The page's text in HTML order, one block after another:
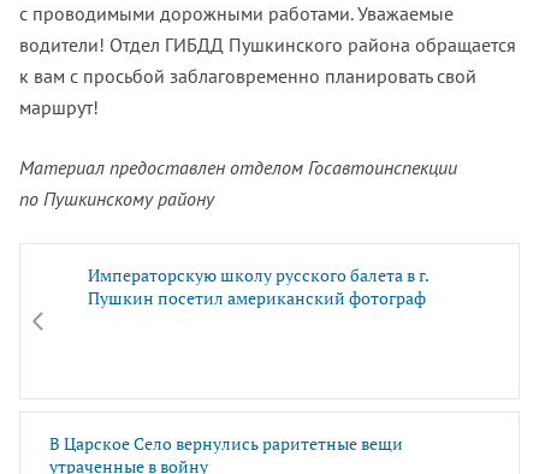
с проводимыми дорожными работами. Уважаемые
водители! Отдел ГИБДД Пушкинского района обращается
к вам с просьбой заблаговременно планировать свой
маршрут!
Материал предоставлен отделом Госавтоинспекции
по Пушкинскому району
Императорскую школу русского балета в г.
Пушкин посетил американский фотограф
В Царское Село вернулись раритетные вещи
утраченные в войну